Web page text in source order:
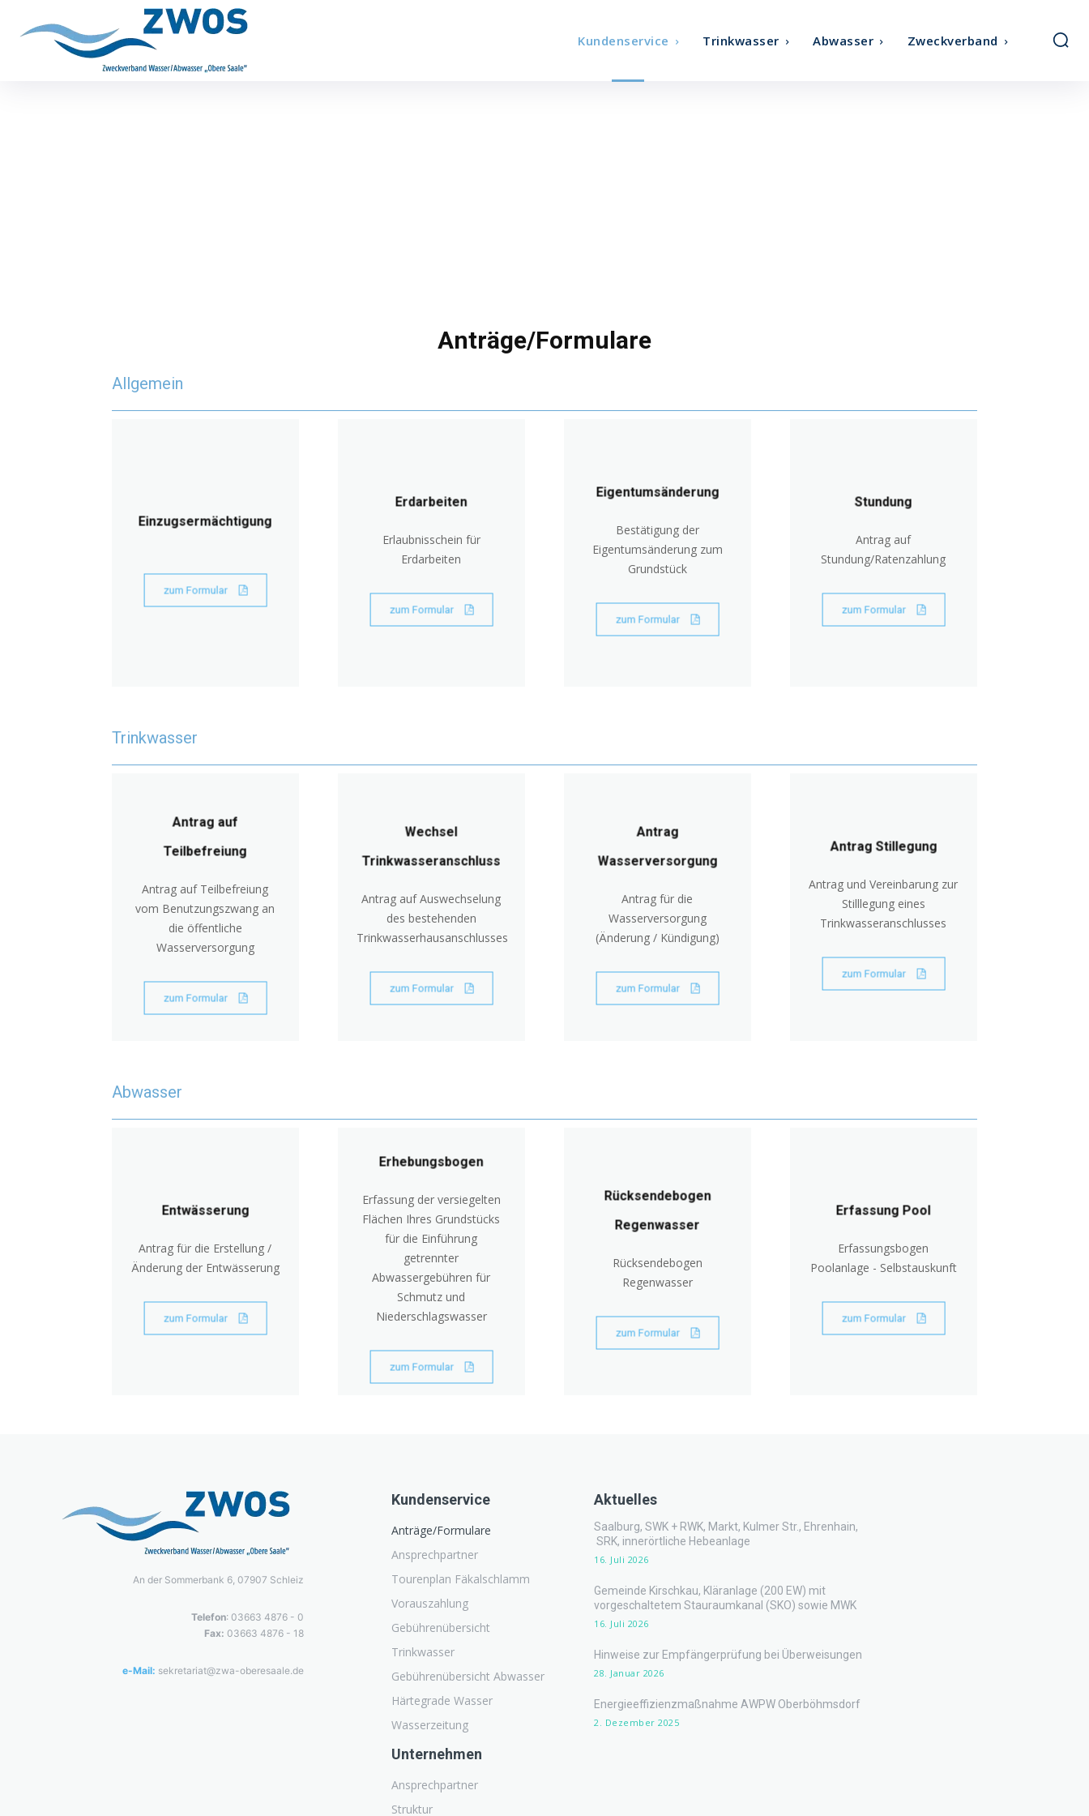
Kundenservice Trinkwasser Abwasser Zweckverband
Anträge/Formulare
Allgemein
Einzugsermächtigung
zum Formular
Erdarbeiten
Erlaubnisschein für
Erdarbeiten
zum Formular
Eigentumsänderung
Bestätigung der
Eigentumsänderung zum
Grundstück
zum Formular
Stundung
Antrag auf
Stundung/Ratenzahlung
zum Formular
Trinkwasser
Antrag auf
Teilbefreiung
Antrag auf Teilbefreiung
vom Benutzungszwang an
die öffentliche
Wasserversorgung
zum Formular
Wechsel
Trinkwasseranschluss
Antrag auf Auswechselung
des bestehenden
Trinkwasserhausanschlusses
zum Formular
Antrag
Wasserversorgung
Antrag für die
Wasserversorgung
(Änderung / Kündigung)
zum Formular
Antrag Stillegung
Antrag und Vereinbarung zur
Stilllegung eines
Trinkwasseranschlusses
zum Formular
Abwasser
Entwässerung
Antrag für die Erstellung /
Änderung der Entwässerung
zum Formular
Erhebungsbogen
Erfassung der versiegelten
Flächen Ihres Grundstücks
für die Einführung
getrennter
Abwassergebühren für
Schmutz und
Niederschlagswasser
zum Formular
Rücksendebogen
Regenwasser
Rücksendebogen
Regenwasser
zum Formular
Erfassung Pool
Erfassungsbogen
Poolanlage - Selbstauskunft
zum Formular
An der Sommerbank 6, 07907 Schleiz
Telefon: 03663 4876 - 0
Fax: 03663 4876 - 18
e-Mail: sekretariat@zwa-oberesaale.de
Kundenservice
Anträge/Formulare
Ansprechpartner
Tourenplan Fäkalschlamm
Vorauszahlung
Gebührenübersicht
Trinkwasser
Gebührenübersicht Abwasser
Härtegrade Wasser
Wasserzeitung
Unternehmen
Ansprechpartner
Struktur
Aktuelles
Saalburg, SWK + RWK, Markt, Kulmer Str., Ehrenhain,
SRK, innerörtliche Hebeanlage
16. Juli 2026
Gemeinde Kirschkau, Kläranlage (200 EW) mit
vorgeschaltetem Stauraumkanal (SKO) sowie MWK
16. Juli 2026
Hinweise zur Empfängerprüfung bei Überweisungen
28. Januar 2026
Energieeffizienzmaßnahme AWPW Oberböhmsdorf
2. Dezember 2025